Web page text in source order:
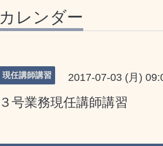
カレンダー
現任講師講習 2017-07-03 (月)
３号業務現任講師講習